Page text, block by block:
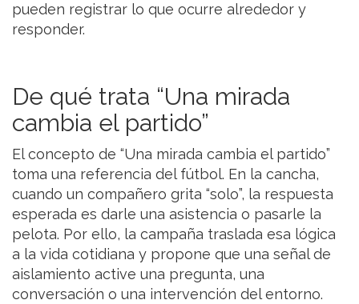
pueden registrar lo que ocurre alrededor y
responder.
De qué trata “Una mirada
cambia el partido”
El concepto de “Una mirada cambia el partido”
toma una referencia del fútbol. En la cancha,
cuando un compañero grita “solo”, la respuesta
esperada es darle una asistencia o pasarle la
pelota. Por ello, la campaña traslada esa lógica
a la vida cotidiana y propone que una señal de
aislamiento active una pregunta, una
conversación o una intervención del entorno.